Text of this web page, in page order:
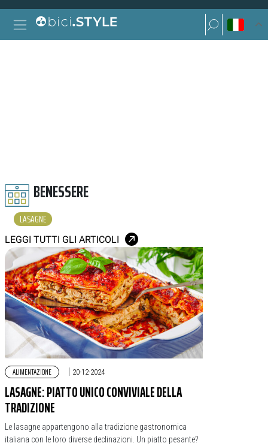
Vai al contenuto
Navigazione principale
Ricerca per:
Ricerca per:
BENESSERE
LASAGNE
LEGGI TUTTI GLI ARTICOLI
ALIMENTAZIONE | 20-12-2024
LASAGNE: PIATTO UNICO CONVIVIALE DELLA
TRADIZIONE
Le lasagne appartengono alla tradizione gastronomica
italiana con le loro diverse declinazioni. Un piatto pesante?